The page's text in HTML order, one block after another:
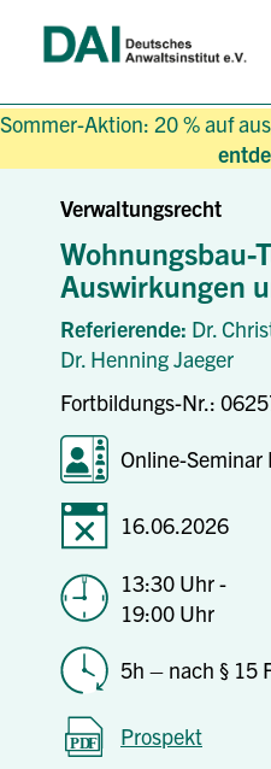
Sommer-Aktion: 20 % auf
Verwaltungsrecht
Wohnungsbau-
Auswirkungen
Referierende: Dr.
Dr. Henning Jaeger
Fortbildungs-Nr.:
Online-Seminar
16.06.2026
13:30 Uhr -
19:00 Uhr
5h – nach § 15
Prospekt